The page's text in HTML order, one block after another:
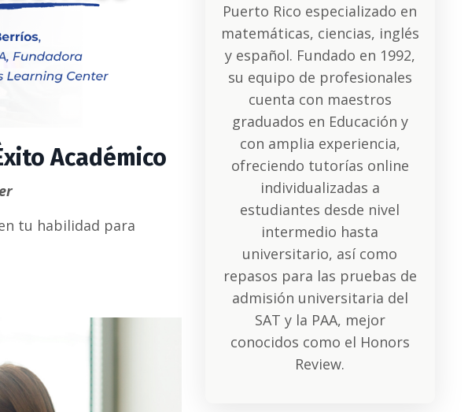
Académico
tu habilidad para
Puerto Rico especializado en
matemáticas, ciencias, inglés
y español. Fundado en 1992,
su equipo de profesionales
cuenta con maestros
graduados en Educación y
con amplia experiencia,
ofreciendo tutorías online
individualizadas a
estudiantes desde nivel
intermedio hasta
universitario, así como
repasos para las pruebas de
admisión universitaria del
SAT y la PAA, mejor
conocidos como el Honors
Review.